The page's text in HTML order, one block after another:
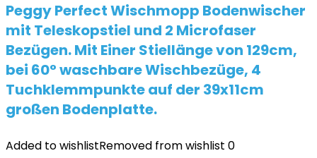
Peggy Perfect Wischmopp Bodenwischer
mit Teleskopstiel und 2 Microfaser
Bezügen. Mit Einer Stiellänge von 129cm,
bei 60° waschbare Wischbezüge, 4
Tuchklemmpunkte auf der 39x11cm
großen Bodenplatte.
Added to wishlistRemoved from wishlist 0